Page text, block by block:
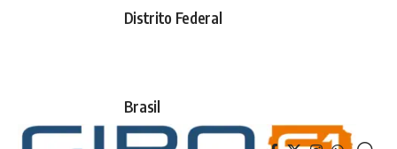
Distrito Federal
Brasil